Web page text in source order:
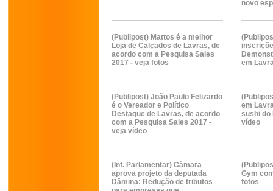
novo
(Publipost) Mattos é a melhor
Loja de Calçados de Lavras, de
acordo com a Pesquisa Sales
2017 - veja fotos
em
(Publipost) João Paulo Felizardo
é o Vereador e Político
Destaque de Lavras, de acordo
com a Pesquisa Sales 2017 -
veja vídeo
em
sushi do
vídeo
(Inf. Parlamentar) Câmara
aprova projeto da deputada
Dâmina: Redução de tributos
Gym
fotos